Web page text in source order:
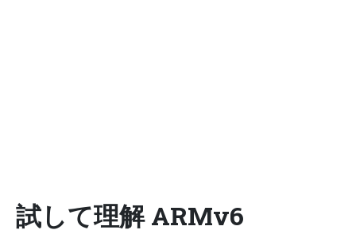
試して理解 ARMv6